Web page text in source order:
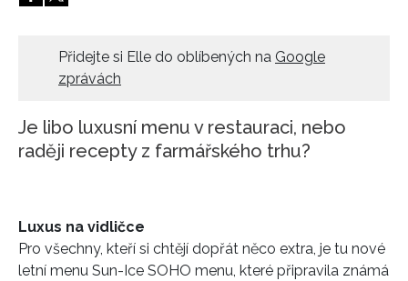
Přidejte si Elle do oblíbených na Google
zprávách
Je libo luxusní menu v restauraci, nebo
raději recepty z farmářského trhu?
Luxus na vidličce
Pro všechny, kteří si chtějí dopřát něco extra, je tu nové
letní menu Sun-Ice SOHO menu, které připravila známá